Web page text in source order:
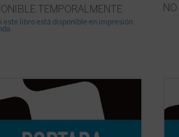
TEMPORALMENTE
este libro está disponible en impresión
que transcurren los años y nos
haciendo más conscientes de
patrimonio en todos los campos,